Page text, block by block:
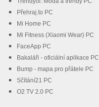
Přehraj.to PC
Mi Home PC
Mi Fitness (Xiaomi Wear) PC
FaceApp PC
Bakaláři - oficiální aplikace PC
Bump - mapa pro přátele PC
Sčítání21 PC
O2 TV 2.0 PC